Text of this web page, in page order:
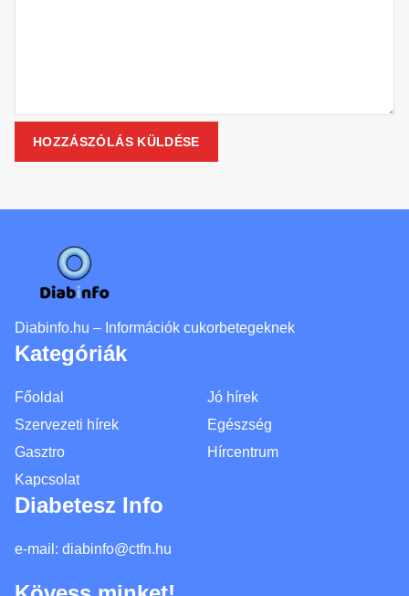
Diabinfo.hu – Információk cukorbetegeknek
Kategóriák
Főoldal
Jó hírek
Szervezeti hírek
Egészség
Gasztro
Hírcentrum
Kapcsolat
Diabetesz Info
e-mail: diabinfo@ctfn.hu